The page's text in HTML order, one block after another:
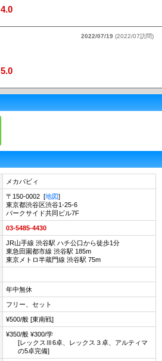
4.0
2022/07/19(2022/07訪問)
5.0
メカバビィ
〒150-0002 [地図]
東京都渋谷区渋谷1-25-6
パークサイド共同ビル7F
03-5485-4430
JR山手線 渋谷駅 ハチ公口から徒歩1分
東急田園都市線 渋谷駅 185m
東京メトロ半蔵門線 渋谷駅 75m
年中無休
フリー、セット
¥500/般 [東南戦]
¥350/般 ¥300/学
[レックスⅢ6卓、レックス３卓、アルティマ
の5卓完備]